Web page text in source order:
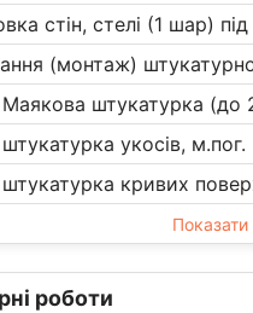
стін, стелі (1 шар)
(монтаж)
Маякова штукатурка (до
укосів, м.пог.
кривих
роботи